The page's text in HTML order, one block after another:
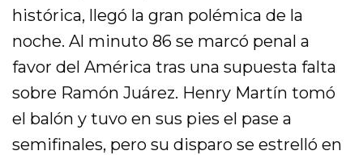
histórica, llegó la gran polémica de la
noche. Al minuto 86 se marcó penal a
favor del América tras una supuesta falta
sobre Ramón Juárez. Henry Martín tomó
el balón y tuvo en sus pies el pase a
semifinales, pero su disparo se estrelló en